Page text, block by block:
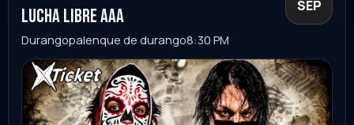
horoscopos de durango
Leónpalenque leon9:00 PM
05